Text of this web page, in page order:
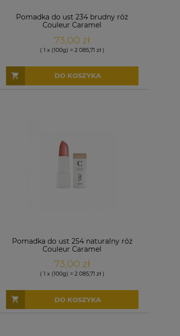
Pomadka do ust 234 brudny róż
Couleur Caramel
73,00 zł
( 1 x (100g) = 2 085,71 zł )
DO KOSZYKA
Pomadka do ust 254 naturalny róż
Couleur Caramel
73,00 zł
( 1 x (100g) = 2 085,71 zł )
DO KOSZYKA